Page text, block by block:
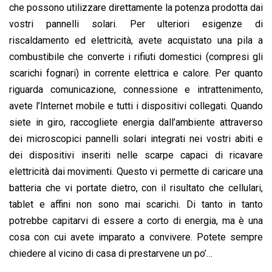
che possono utilizzare direttamente la potenza prodotta dai
vostri pannelli solari. Per ulteriori esigenze di
riscaldamento ed elettricità, avete acquistato una pila a
combustibile che converte i rifiuti domestici (compresi gli
scarichi fognari) in corrente elettrica e calore. Per quanto
riguarda comunicazione, connessione e intrattenimento,
avete l’Internet mobile e tutti i dispositivi collegati. Quando
siete in giro, raccogliete energia dall’ambiente attraverso
dei microscopici pannelli solari integrati nei vostri abiti e
dei dispositivi inseriti nelle scarpe capaci di ricavare
elettricità dai movimenti. Questo vi permette di caricare una
batteria che vi portate dietro, con il risultato che cellulari,
tablet e affini non sono mai scarichi. Di tanto in tanto
potrebbe capitarvi di essere a corto di energia, ma è una
cosa con cui avete imparato a convivere. Potete sempre
chiedere al vicino di casa di prestarvene un po’…